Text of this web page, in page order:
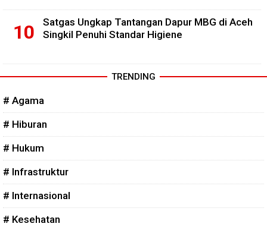
Satgas Ungkap Tantangan Dapur MBG di Aceh
Singkil Penuhi Standar Higiene
TRENDING
# Agama
# Hiburan
# Hukum
# Infrastruktur
# Internasional
# Kesehatan